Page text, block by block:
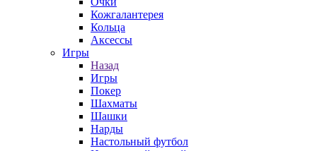
Кожгалантерея
Кольца
Аксессы
Игры
Назад
Игры
Покер
Шахматы
Шашки
Нарды
Настольный футбол